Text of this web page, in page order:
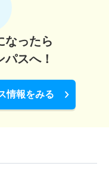
なったら
スへ！
情報をみる